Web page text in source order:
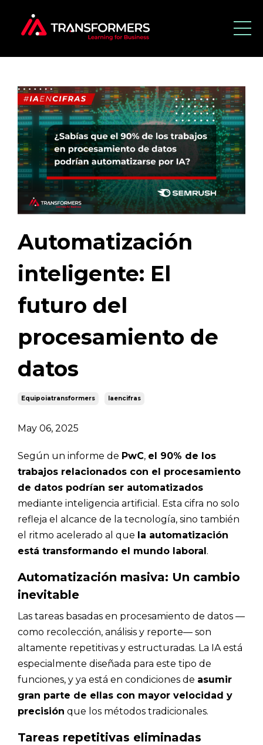
Automatización
inteligente: El
futuro del
procesamiento de
datos
Equipoiatransformers Iaencifras
May 06, 2025
Según un informe de PwC, el 90% de los
trabajos relacionados con el procesamiento
de datos podrían ser automatizados
mediante inteligencia artificial. Esta cifra no solo
refleja el alcance de la tecnología, sino también
el ritmo acelerado al que la automatización
está transformando el mundo laboral.
Automatización masiva: Un cambio
inevitable
Las tareas basadas en procesamiento de datos —
como recolección, análisis y reporte— son
altamente repetitivas y estructuradas. La IA está
especialmente diseñada para este tipo de
funciones, y ya está en condiciones de asumir
gran parte de ellas con mayor velocidad y
precisión que los métodos tradicionales.
Tareas repetitivas eliminadas